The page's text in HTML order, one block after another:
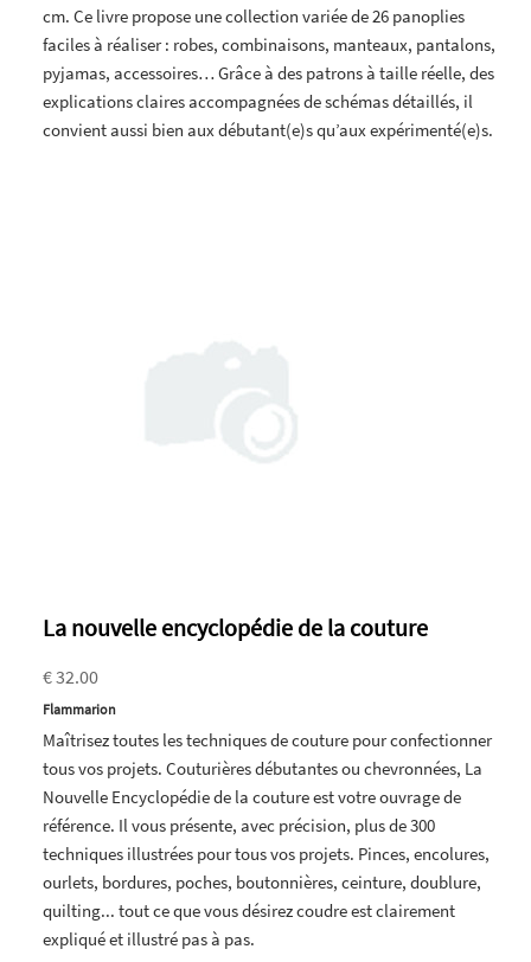
cm. Ce livre propose une collection variée de 26 panoplies
faciles à réaliser : robes, combinaisons, manteaux, pantalons,
pyjamas, accessoires… Grâce à des patrons à taille réelle, des
explications claires accompagnées de schémas détaillés, il
convient aussi bien aux débutant(e)s qu’aux expérimenté(e)s.
La nouvelle encyclopédie de la couture
€ 32.00
Flammarion
Maîtrisez toutes les techniques de couture pour confectionner
tous vos projets. Couturières débutantes ou chevronnées, La
Nouvelle Encyclopédie de la couture est votre ouvrage de
référence. Il vous présente, avec précision, plus de 300
techniques illustrées pour tous vos projets. Pinces, encolures,
ourlets, bordures, poches, boutonnières, ceinture, doublure,
quilting... tout ce que vous désirez coudre est clairement
expliqué et illustré pas à pas.